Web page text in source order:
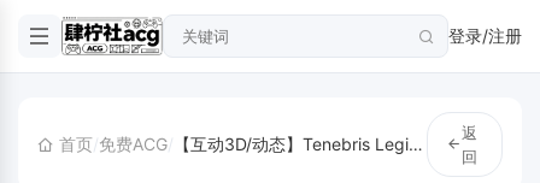
登录/注册
首页/免费ACG/ 【互动3D/动态】Tenebris Legion暗影军团v0.24 官中步兵版5.4G
返
回